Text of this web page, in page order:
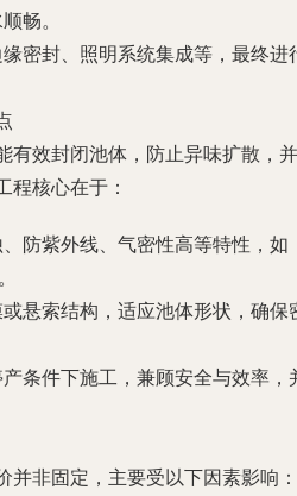
畅。
密封、照明系统集成等，最终进
有效封闭池体，防止异味扩散，并
程核心在于：
防紫外线、气密性高等特性，如
悬索结构，适应池体形状，确保
条件下施工，兼顾安全与效率，
并非固定，主要受以下因素影响：